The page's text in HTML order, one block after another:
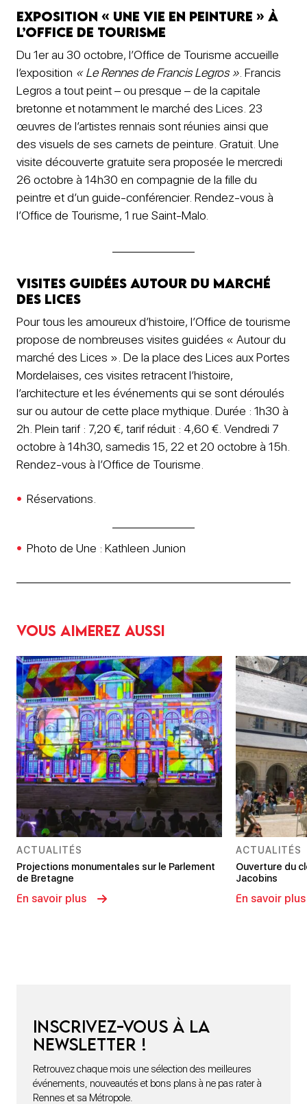
Exposition « une vie en peinture » à
l’Office de tourisme
Du 1er au 30 octobre, l’Office de Tourisme accueille
l’exposition « Le Rennes de Francis Legros » . Francis
Legros a tout peint – ou presque – de la capitale
bretonne et notamment le marché des Lices. 23
œuvres de l’artistes rennais sont réunies ainsi que
des visuels de ses carnets de peinture. Gratuit. Une
visite découverte gratuite sera proposée le mercredi
26 octobre à 14h30 en compagnie de la fille du
peintre et d’un guide-conférencier. Rendez-vous à
l’Office de Tourisme, 1 rue Saint-Malo.
Visites guidées autour du Marché
des Lices
Pour tous les amoureux d’histoire, l’Office de tourisme
propose de nombreuses visites guidées « Autour du
marché des Lices ». De la place des Lices aux Portes
Mordelaises, ces visites retracent l’histoire,
l’architecture et les événements qui se sont déroulés
sur ou autour de cette place mythique. Durée : 1h30 à
2h. Plein tarif : 7,20 €, tarif réduit : 4,60 €. Vendredi 7
octobre à 14h30, samedis 15, 22 et 20 octobre à 15h.
Rendez-vous à l’Office de Tourisme.
Réservations.
Photo de Une : Kathleen Junion
Vous aimerez aussi
ACTUALITÉS
Projections monumentales sur le Parlement
de Bretagne
En savoir plus
ACTUALITÉS
Ouverture du
Jacobins
En savoir plus
Inscrivez-vous à la
newsletter !
Retrouvez chaque mois une sélection des meilleures
événements, nouveautés et bons plans à ne pas rater à
Rennes et sa Métropole.